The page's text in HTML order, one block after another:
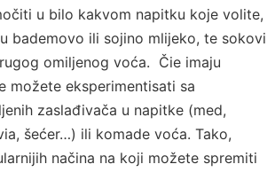
u bilo kakvom napitku koje volite,
bademovo ili sojino mlijeko, te sokovi
omiljenog voća. Čie imaju
možete eksperimentisati sa
zaslađivača u napitke (med,
šećer…) ili komade voća. Tako,
načina na koji možete spremiti